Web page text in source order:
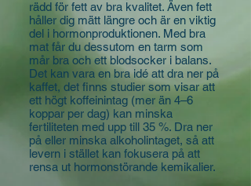
rädd för fett av bra kvalitet. Även fett
håller dig mätt längre och är en viktig
del i hormonproduktionen. Med bra
mat får du dessutom en tarm som
mår bra och ett blodsocker i balans.
Det kan vara en bra idé att dra ner på
kaffet, det finns studier som visar att
ett högt koffeinintag (mer än 4–6
koppar per dag) kan minska
fertiliteten med upp till 35 %. Dra ner
på eller minska alkoholintaget, så att
levern i stället kan fokusera på att
rensa ut hormonstörande kemikalier.